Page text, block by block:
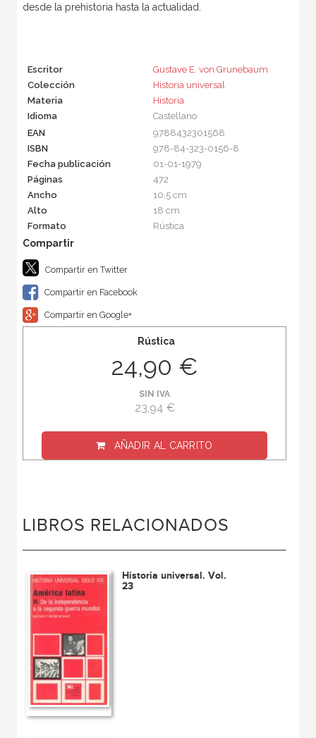
desde la prehistoria hasta la actualidad.
Escritor
Gustave E. von Grunebaum
Colección
Historia universal
Materia
Historia
Idioma
Castellano
EAN
9788432301568
ISBN
978-84-323-0156-8
Fecha publicación
01-01-1979
Páginas
472
Ancho
10,5 cm
Alto
18 cm
Formato
Rústica
Compartir en Twitter
Compartir en Facebook
Compartir en Google+
Rústica
24,90 €
SIN IVA
23,94 €
AÑADIR AL CARRITO
LIBROS RELACIONADOS
Historia universal. Vol.
23